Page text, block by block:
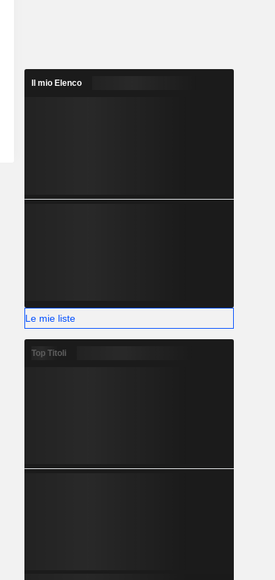
Il mio Elenco
Le mie liste
Top Titoli